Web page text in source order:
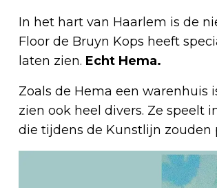
In het hart van Haarlem is de
Floor de Bruyn Kops heeft
laten zien. Echt Hema.
Zoals de Hema een warenhuis
zien ook heel divers. Ze speelt
die tijdens de Kunstlijn